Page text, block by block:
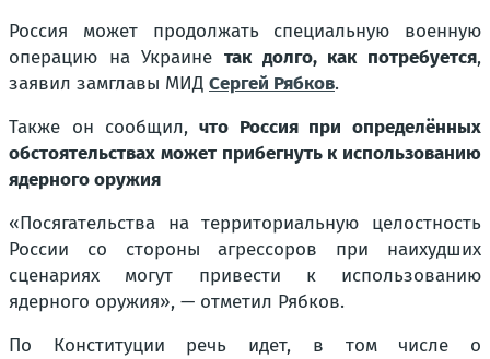
Россия может продолжать специальную военную
операцию на Украине так долго, как потребуется,
заявил замглавы МИД Сергей Рябков.
Также он сообщил, что Россия при определённых
обстоятельствах может прибегнуть к использованию
ядерного оружия
«Посягательства на территориальную целостность
России со стороны агрессоров при наихудших
сценариях могут привести к использованию
ядерного оружия», — отметил Рябков.
По Конституции речь идет, в том числе о